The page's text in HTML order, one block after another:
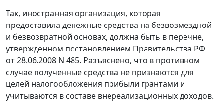
Так, иностранная организация, которая
предоставила денежные средства на безвозмездной
и безвозвратной основах, должна быть в перечне,
утвержденном постановлением Правительства РФ
от 28.06.2008 N 485. Разъяснено, что в противном
случае полученные средства не признаются для
целей налогообложения прибыли грантами и
учитываются в составе внереализационных доходов.